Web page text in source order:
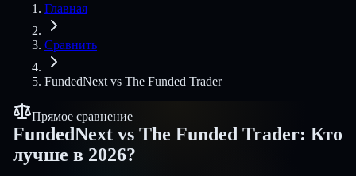
Главная
Сравнить
FundedNext vs The Funded Trader
Прямое сравнение
FundedNext vs The Funded Trader: Кто
лучше в 2026?